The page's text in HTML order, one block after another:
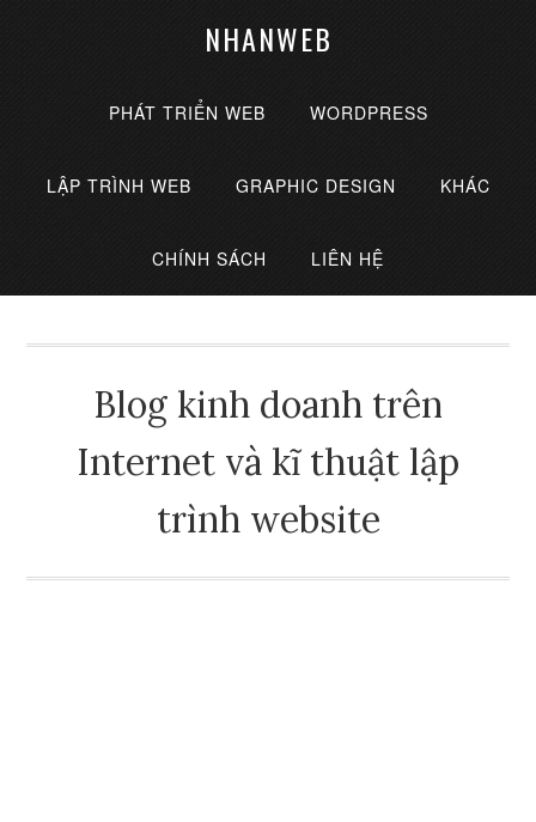
NHANWEB
PHÁT TRIỂN WEB WORDPRESS
LẬP TRÌNH WEB GRAPHIC DESIGN KHÁC
CHÍNH SÁCH LIÊN HỆ
Blog kinh doanh trên
Internet và kĩ thuật lập
trình website